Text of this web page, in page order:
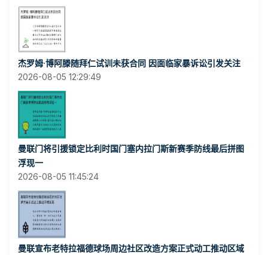
杰罗姆·博阿滕随拜仁试训未获合同 因面临家暴诉讼引发关注
2026-08-05 12:29:49
曼联门将引援锁定比利时国门塞内拉门斯新赛季防线最后拼图
浮现一
2026-08-05 11:45:24
曼联宣布老特拉福德球场周边社区改造方案正式动工推动区域